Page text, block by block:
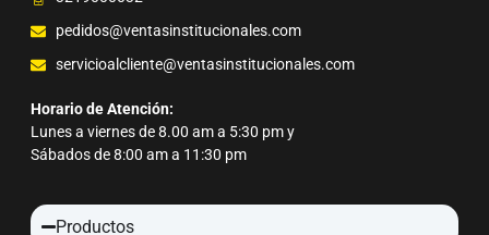
pedidos@ventasinstitucionales.com
servicioalcliente@ventasinstitucionales.com
Horario de Atención:
Lunes a viernes de 8.00 am a 5:30 pm y
Sábados de 8:00 am a 11:30 pm
Productos